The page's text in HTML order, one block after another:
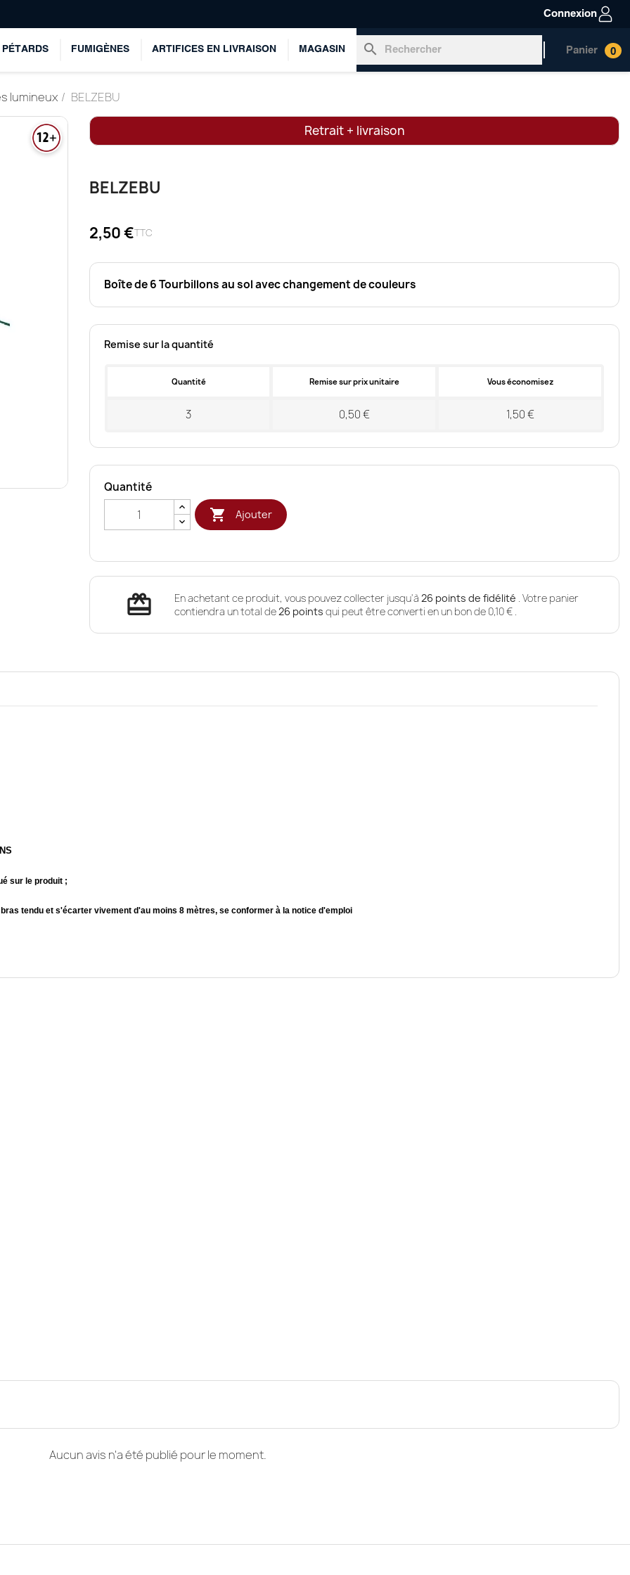
Connexion
PÉTARDS FUMIGÈNES ARTIFICES EN LIVRAISON MAGASIN search Panier 0
lumineux BELZEBU
Retrait + livraison
BELZEBU
2,50 €TTC
Boîte de 6 Tourbillons au sol avec changement de couleurs
Remise sur la quantité
Quantité Remise sur prix unitaire Vous économisez
3 0,50 € 1,50 €
Quantité
 Ajouter
redeem En achetant ce produit, vous pouvez collecter jusqu'à 26 points de fidélité . Votre panier
contiendra un total de26 points qui peut être converti en un bon de 0,10 € .
sur le produit ;
tendu et s'écarter vivement d'au moins 8 mètres, se conformer à la notice d'emploi
Aucun avis n'a été publié pour le moment.